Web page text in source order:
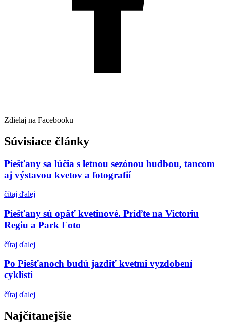
Zdielaj na Facebooku
Súvisiace články
Piešťany sa lúčia s letnou sezónou hudbou, tancom
aj výstavou kvetov a fotografií
čítaj ďalej
Piešťany sú opäť kvetinové. Príďte na Victoriu
Regiu a Park Foto
čítaj ďalej
Po Piešťanoch budú jazdiť kvetmi vyzdobení
cyklisti
čítaj ďalej
Najčítanejšie